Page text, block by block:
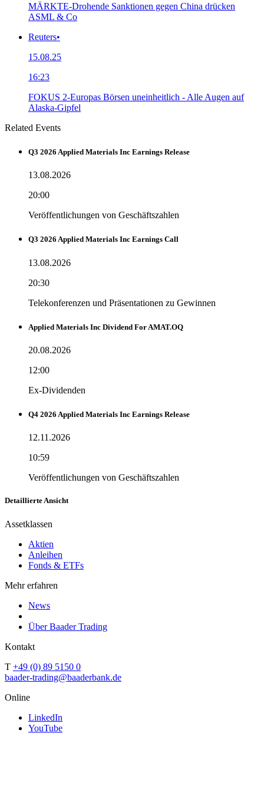
MÄRKTE-Drohende Sanktionen gegen China drücken
ASML & Co
Reuters•
15.08.25
16:23
FOKUS 2-Europas Börsen uneinheitlich - Alle Augen auf
Alaska-Gipfel
Related Events
Q3 2026 Applied Materials Inc Earnings Release
13.08.2026
20:00
Veröffentlichungen von Geschäftszahlen
Q3 2026 Applied Materials Inc Earnings Call
13.08.2026
20:30
Telekonferenzen und Präsentationen zu Gewinnen
Applied Materials Inc Dividend For AMAT.OQ
20.08.2026
12:00
Ex-Dividenden
Q4 2026 Applied Materials Inc Earnings Release
12.11.2026
10:59
Veröffentlichungen von Geschäftszahlen
Detaillierte Ansicht
Assetklassen
Aktien
Anleihen
Fonds & ETFs
Mehr erfahren
News
Über Baader Trading
Kontakt
T +49 (0) 89 5150 0
baader-trading@baaderbank.de
Online
LinkedIn
YouTube